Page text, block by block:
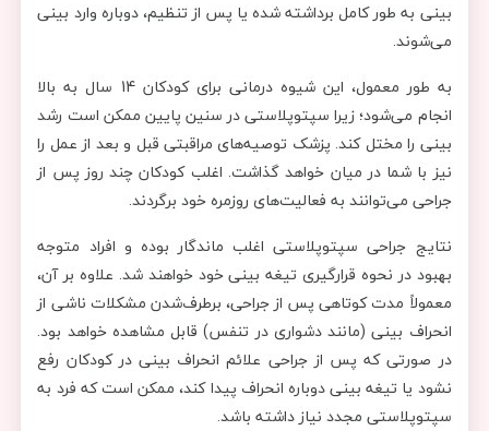
بینی به طور کامل برداشته شده یا پس از تنظیم، دوباره وارد بینی
می‌شوند.
به طور معمول، این شیوه درمانی برای کودکان 14 سال به بالا
انجام می‌شود؛ زیرا سپتوپلاستی در سنین پایین ممکن است رشد
بینی را مختل کند. پزشک توصیه‌های مراقبتی قبل و بعد از عمل را
نیز با شما در میان خواهد گذاشت. اغلب کودکان چند روز پس از
جراحی می‌توانند به فعالیت‌های روزمره خود برگردند.
نتایج جراحی سپتوپلاستی اغلب ماندگار بوده و افراد متوجه
بهبود در نحوه قرارگیری تیغه بینی خود خواهند شد. علاوه بر آن،
معمولاً مدت کوتاهی پس از جراحی، برطرف‌شدن مشکلات ناشی از
انحراف بینی (مانند دشواری در تنفس) قابل مشاهده خواهد بود.
در صورتی که پس از جراحی علائم انحراف بینی در کودکان رفع
نشود یا تیغه بینی دوباره انحراف پیدا کند، ممکن است که فرد به
سپتوپلاستی مجدد نیاز داشته باشد.